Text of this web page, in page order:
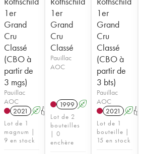
1er
Grand
Cru
Classé
(CBO à
partir de
3 mgs)
Pauillac
AOC
2021 AT
Lot de 1
magnum |
9 en stock
1er
Grand
Cru
Classé
Pauillac
AOC
1999 A
Lot de 2
bouteilles
| 0
enchère
1er
Grand
Cru
Classé
(CBO à
partir de
3 bts)
Pauillac
AOC
2021
AT
Lot de 1
bouteille |
15 en stock